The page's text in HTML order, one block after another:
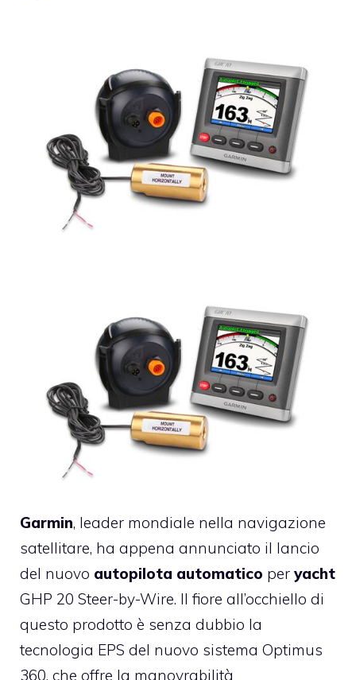
Garmin, leader mondiale nella navigazione
satellitare, ha appena annunciato il lancio
del nuovo autopilota automatico per yacht
GHP 20 Steer-by-Wire. Il fiore all’occhiello di
questo prodotto è senza dubbio la
tecnologia EPS del nuovo sistema Optimus
360, che offre la manovrabilità